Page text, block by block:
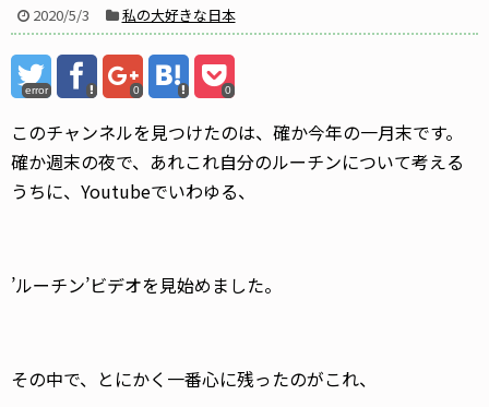
2020/5/3 私の大好きな日本
error 0 0
このチャンネルを見つけたのは、確か今年の一月末です。
確か週末の夜で、あれこれ自分のルーチンについて考える
うちに、Youtubeでいわゆる、
’ルーチン’ビデオを見始めました。
その中で、とにかく一番心に残ったのがこれ、